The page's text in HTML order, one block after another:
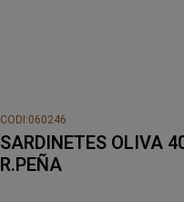
CODI:060246
SARDINETES OLIVA
R.PEÑA